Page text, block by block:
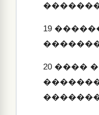
19
20 ����